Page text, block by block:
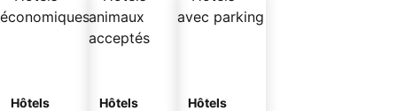
Hôtels
Hôtels
Hôtels